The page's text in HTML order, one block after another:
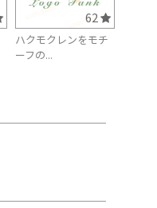
62
ハクモクレンをモチ
ーフの...